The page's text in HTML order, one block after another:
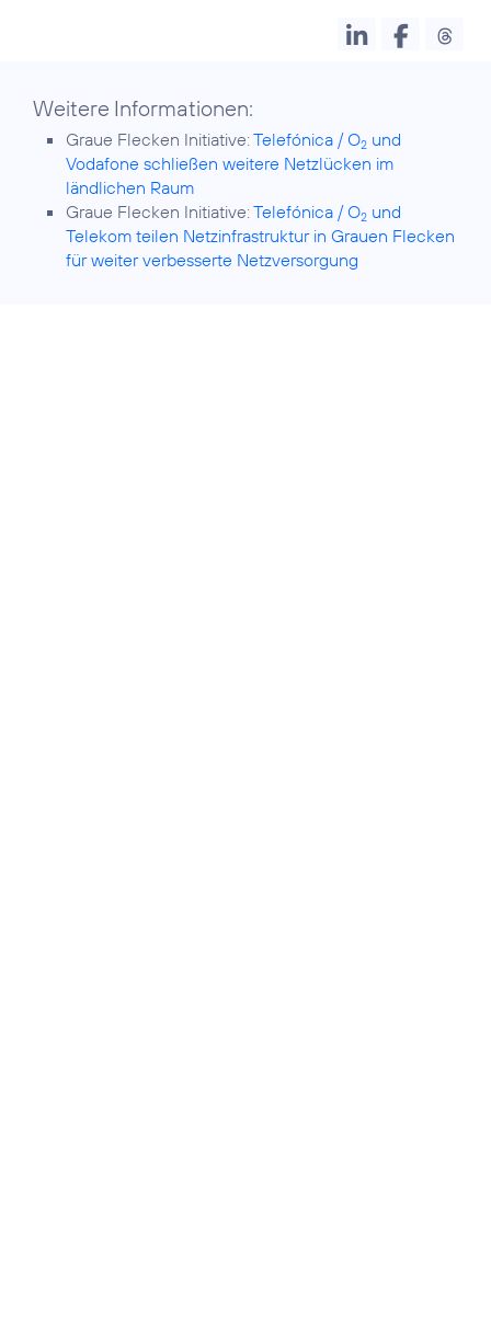
Weitere Informationen:
Graue Flecken Initiative:Telefónica / O2 und
Vodafone schließen weitere Netzlücken im
ländlichen Raum
Graue Flecken Initiative:Telefónica / O2 und
Telekom teilen Netzinfrastruktur in Grauen Flecken
für weiter verbesserte Netzversorgung